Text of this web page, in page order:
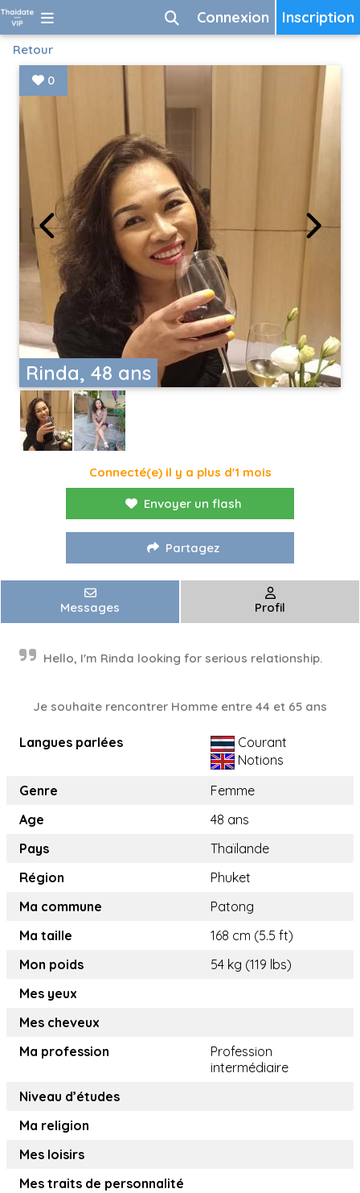
Inscription
Connexion
Retour
Rinda, 48 ans
0
Connecté(e) il y a plus d'1 mois
Envoyer un flash
Partagez
Messages Profil
Hello, I'm Rinda looking for serious relationship.
Je souhaite rencontrer Homme entre 44 et 65 ans
Langues parlées
Courant
Notions
Genre
Femme
Age
48 ans
Pays
Thaïlande
Région
Phuket
Ma commune
Patong
Ma taille
168 cm (5.5 ft)
Mon poids
54 kg (119 lbs)
Mes yeux
Mes cheveux
Ma profession
Profession
intermédiaire
Niveau d’études
Ma religion
Mes loisirs
Mes traits de personnalité